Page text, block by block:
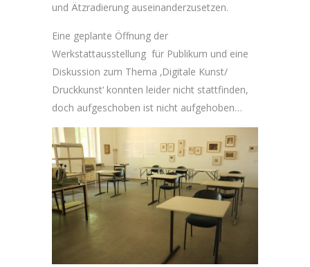
und Ätzradierung auseinanderzusetzen.
Eine geplante Öffnung der
Werkstattausstellung für Publikum und eine
Diskussion zum Thema ‚Digitale Kunst/
Druckkunst‘ konnten leider nicht stattfinden,
doch aufgeschoben ist nicht aufgehoben…